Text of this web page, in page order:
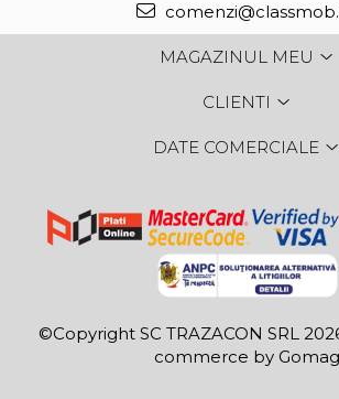
MAGAZINUL MEU
CLIENTI
DATE COMERCIALE
©Copyright SC TRAZACON SRL
commerce by Gomag